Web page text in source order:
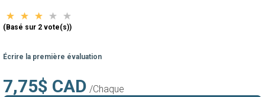
(Basé sur 2 vote(s))
Écrire la première évaluation
7,75$ CAD /Chaque